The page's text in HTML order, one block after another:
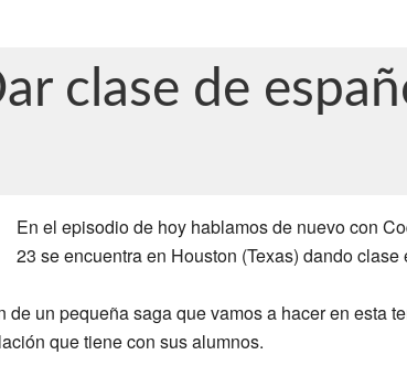
clase de
En el episodio de hoy hablamos de nuevo con
23 se encuentra en Houston (Texas) dando
un pequeña saga que vamos a hacer en esta
que tiene con sus alumnos.